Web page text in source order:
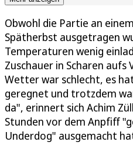
Obwohl die Partie an
Spätherbst ausgetragen
Temperaturen wenig
Zuschauer in Scharen aufs
Wetter war schlecht, es
geregnet und trotzdem
da", erinnert sich Achim
Stunden vor dem Anpfiff
Underdog" ausgemacht